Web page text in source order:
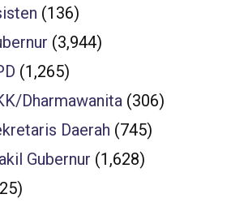
(136)
(3,944)
(1,265)
Dharmawanita (306)
Daerah (745)
Gubernur (1,628)